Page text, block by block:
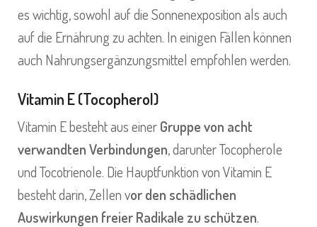
es wichtig, sowohl auf die Sonnenexposition als auch
auf die Ernährung zu achten. In einigen Fällen können
auch Nahrungsergänzungsmittel empfohlen werden.
Vitamin E (Tocopherol)
Vitamin E besteht aus einerGruppe von acht
verwandten Verbindungen, darunter Tocopherole
und Tocotrienole. Die Hauptfunktion von Vitamin E
besteht darin, Zellen vor den schädlichen
Auswirkungen freier Radikale zu schützen.